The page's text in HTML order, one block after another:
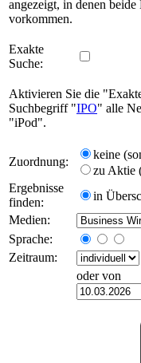
angezeigt, in denen
vorkommen.
Exakte
Suche:
Aktivieren Sie die
Suchbegriff "IPO" alle
"iPod".
Zuordnung:
keine
zu Aktie
Ergebnisse
finden:
in
Medien:
Sprache:
Zeitraum:
oder von